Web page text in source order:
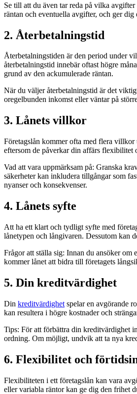
Se till att du även tar reda på vilka
räntan och eventuella avgifter, och ger
2. Återbetalningstid
Återbetalningstiden är den period under
återbetalningstid innebär oftast högre
grund av den ackumulerade räntan.
När du väljer återbetalningstid är det
oregelbunden inkomst eller väntar på
3. Lånets villkor
Företagslån kommer ofta med flera
eftersom de påverkar din affärs flexibilitet
Vad att vara uppmärksam på: Granska
säkerheter kan inkludera tillgångar som
nyanser och konsekvenser.
4. Lånets syfte
Att ha ett klart och tydligt syfte med
lånetypen och långivaren. Dessutom kan
Frågor att ställa sig: Innan du ansöker om
kommer lånet att bidra till företagets
5. Din kreditvärdighet
Din kreditvärdighet spelar en avgörande
kan resultera i högre kostnader och
Tips: För att förbättra din kreditvärdighet
ordning. Om möjligt, undvik att ta nya
6. Flexibilitet och
Flexibiliteten i ett företagslån kan vara
eller variabla räntor kan ge dig den frihet